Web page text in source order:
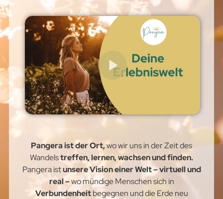
Pangera ist der Ort,wo wir uns in der Zeit des
Wandelstreffen, lernen, wachsen und finden.
Pangera istunsere Vision einer Welt – virtuell und
real –wo mündige Menschen sich in
Verbundenheitbegegnen und die Erde neu